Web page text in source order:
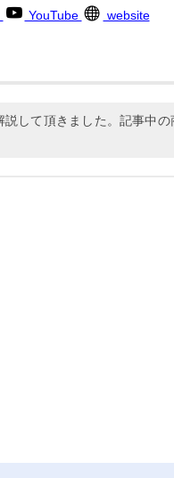
YouTube website
して頂きました。記事中